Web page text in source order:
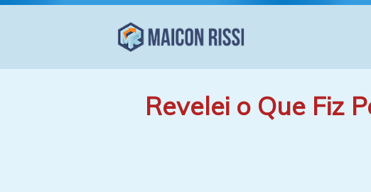
Revelei o Que Fiz